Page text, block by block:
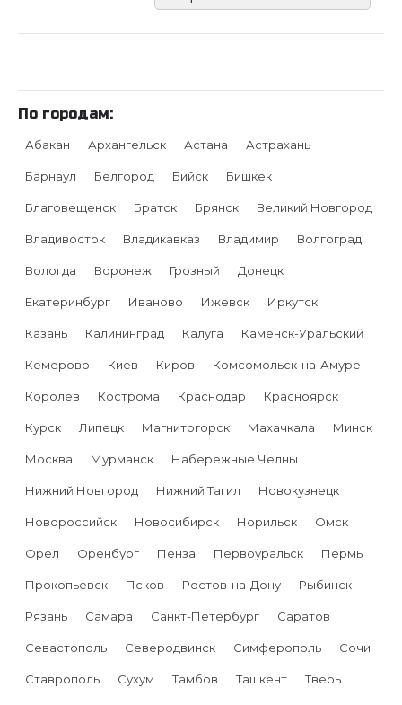
По городам:
Абакан Архангельск Астана Астрахань
Барнаул Белгород Бийск Бишкек
Благовещенск Братск Брянск Великий Новгород
Владивосток Владикавказ Владимир Волгоград
Вологда Воронеж Грозный Донецк
Екатеринбург Иваново Ижевск Иркутск
Казань Калининград Калуга Каменск-Уральский
Кемерово Киев Киров Комсомольск-на-Амуре
Королев Кострома Краснодар Красноярск
Курск Липецк Магнитогорск Махачкала Минск
Москва Мурманск Набережные Челны
Нижний Новгород Нижний Тагил Новокузнецк
Новороссийск Новосибирск Норильск Омск
Орел Оренбург Пенза Первоуральск Пермь
Прокопьевск Псков Ростов-на-Дону Рыбинск
Рязань Самара Санкт-Петербург Саратов
Севастополь Северодвинск Симферополь Сочи
Ставрополь Сухум Тамбов Ташкент Тверь